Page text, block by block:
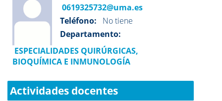
0619325732@uma.es
Teléfono: No tiene
Departamento:
ESPECIALIDADES QUIRÚRGICAS,
BIOQUÍMICA E INMUNOLOGÍA
Actividades docentes